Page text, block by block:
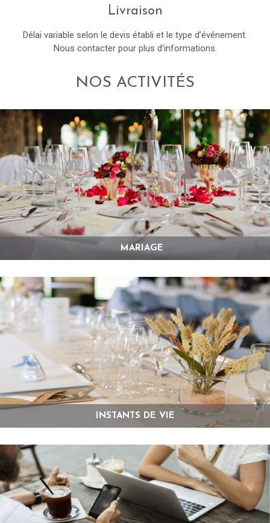
Livraison
Délai variable selon le devis établi et le type d’événement.
Nous contacter pour plus d’informations.
NOS ACTIVITÉS
MARIAGE
INSTANTS DE VIE